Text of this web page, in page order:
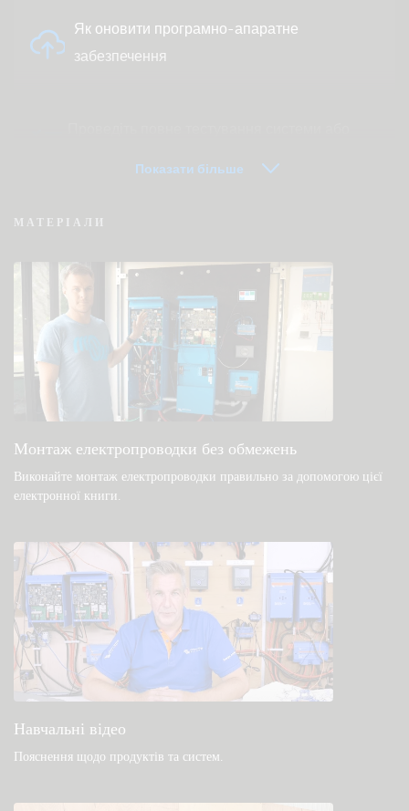
Як оновити програмно-апаратне
забезпечення
VRM — часто задавані питання про
Перевірте базу знань спільноти
Загальні файли для завантаження та
документація
Показати більше
МАТЕРІАЛИ
Монтаж електропроводки без обмежень
Виконайте монтаж електропроводки правильно за допомогою цієї
електронної книги.
Навчальні відео
Пояснення щодо продуктів та систем.